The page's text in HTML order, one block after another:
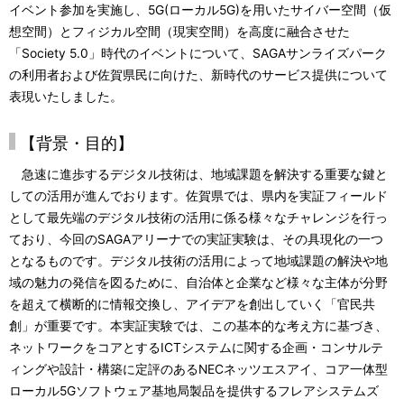
イベント参加を実施し、5G(ローカル5G)を用いたサイバー空間（仮
想空間）とフィジカル空間（現実空間）を高度に融合させた
「Society 5.0」時代のイベントについて、SAGAサンライズパーク
の利用者および佐賀県民に向けた、新時代のサービス提供について
表現いたしました。
【背景・目的】
急速に進歩するデジタル技術は、地域課題を解決する重要な鍵と
しての活用が進んでおります。佐賀県では、県内を実証フィールド
として最先端のデジタル技術の活用に係る様々なチャレンジを行っ
ており、今回のSAGAアリーナでの実証実験は、その具現化の一つ
となるものです。デジタル技術の活用によって地域課題の解決や地
域の魅力の発信を図るために、自治体と企業など様々な主体が分野
を超えて横断的に情報交換し、アイデアを創出していく「官民共
創」が重要です。本実証実験では、この基本的な考え方に基づき、
ネットワークをコアとするICTシステムに関する企画・コンサルテ
ィングや設計・構築に定評のあるNECネッツエスアイ、コア一体型
ローカル5Gソフトウェア基地局製品を提供するフレアシステムズ